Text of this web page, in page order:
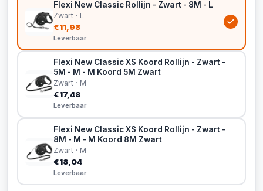
Flexi New Classic Rollijn - Zwart - 8M - L
Zwart · L
€11,98
Leverbaar
Flexi New Classic XS Koord Rollijn - Zwart -
5M - M - M Koord 5M Zwart
Zwart · M
€17,48
Leverbaar
Flexi New Classic XS Koord Rollijn - Zwart -
8M - M - M Koord 8M Zwart
Zwart · M
€18,04
Leverbaar